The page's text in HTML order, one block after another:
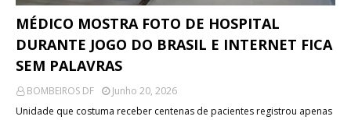
MÉDICO MOSTRA FOTO DE HOSPITAL
DURANTE JOGO DO BRASIL E INTERNET FICA
SEM PALAVRAS
BOMBEIROS DF
Junho 20, 2026
Unidade que costuma receber centenas de pacientes registrou apenas